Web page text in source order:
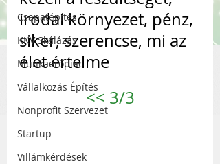
Csapatépítés
KKV Skálázás
Munkaerőpiac
Vállalkozás Építés
Nonprofit Szervezet
Startup
Villámkérdések
irodai környezet, pénz,
siker, szerencse, mi az
élet értelme
<< 3/3